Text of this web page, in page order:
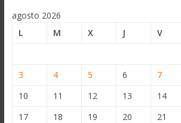
agosto 2026
L
M X J V
3
4 5 6 7
10
11 12 13 14
17
18 19 20 21